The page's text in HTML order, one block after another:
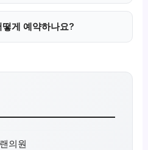
게 예약하나요?
의원